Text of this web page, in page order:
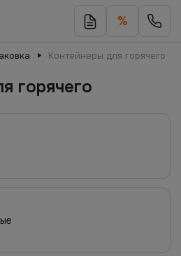
%
Контейнеры для горячего
горячего